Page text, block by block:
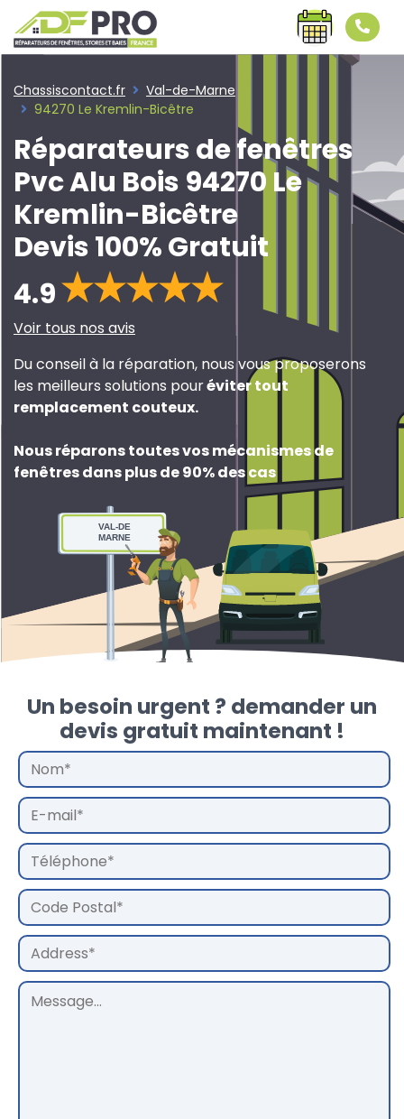
Chassiscontact.fr
Val-de-Marne
94270 Le Kremlin-Bicêtre
Réparateurs de fenêtres
Pvc Alu Bois 94270 Le
Kremlin-Bicêtre
Devis 100% Gratuit
4.9
Voir tous nos avis
Du conseil à la réparation, nous vous proposerons
les meilleurs solutions pouréviter tout
remplacement couteux.
Nous réparons toutes vos mécanismes de
fenêtres dans plus de 90% des cas
VAL-DE
MARNE
Un besoin urgent ? demander un
devis gratuit maintenant !